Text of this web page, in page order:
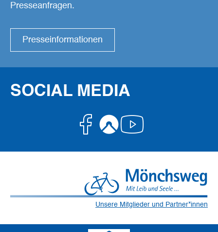
Presseanfragen.
Presseinformationen
SOCIAL MEDIA
Facebook
Komoot
Youtube
Unsere Mitglieder und Partner*innen